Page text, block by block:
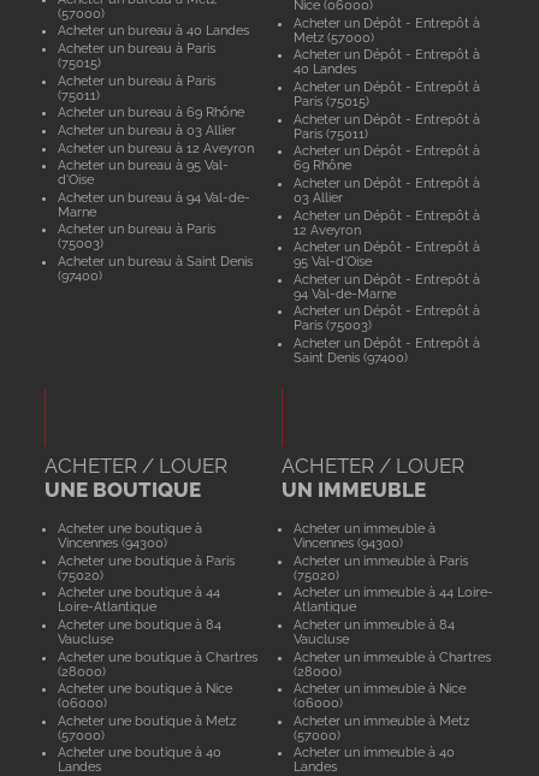
(57000)
Acheter un bureau à 40 Landes
Acheter un bureau à Paris
(75015)
Acheter un bureau à Paris
(75011)
Acheter un bureau à 69 Rhône
Acheter un bureau à 03 Allier
Acheter un bureau à 12 Aveyron
Acheter un bureau à 95 Val-
d'Oise
Acheter un bureau à 94 Val-de-
Marne
Acheter un bureau à Paris
(75003)
Acheter un bureau à Saint Denis
(97400)
Nice (06000)
Acheter un Dépôt - Entrepôt à
Metz (57000)
Acheter un Dépôt - Entrepôt à
40 Landes
Acheter un Dépôt - Entrepôt à
Paris (75015)
Acheter un Dépôt - Entrepôt à
Paris (75011)
Acheter un Dépôt - Entrepôt à
69 Rhône
Acheter un Dépôt - Entrepôt à
03 Allier
Acheter un Dépôt - Entrepôt à
12 Aveyron
Acheter un Dépôt - Entrepôt à
95 Val-d'Oise
Acheter un Dépôt - Entrepôt à
94 Val-de-Marne
Acheter un Dépôt - Entrepôt à
Paris (75003)
Acheter un Dépôt - Entrepôt à
Saint Denis (97400)
ACHETER / LOUER
UNE BOUTIQUE
Acheter une boutique à
Vincennes (94300)
Acheter une boutique à Paris
(75020)
Acheter une boutique à 44
Loire-Atlantique
Acheter une boutique à 84
Vaucluse
Acheter une boutique à Chartres
(28000)
Acheter une boutique à Nice
(06000)
Acheter une boutique à Metz
(57000)
Acheter une boutique à 40
Landes
ACHETER / LOUER
UN IMMEUBLE
Acheter un immeuble à
Vincennes (94300)
Acheter un immeuble à Paris
(75020)
Acheter un immeuble à 44 Loire-
Atlantique
Acheter un immeuble à 84
Vaucluse
Acheter un immeuble à Chartres
(28000)
Acheter un immeuble à Nice
(06000)
Acheter un immeuble à Metz
(57000)
Acheter un immeuble à 40
Landes